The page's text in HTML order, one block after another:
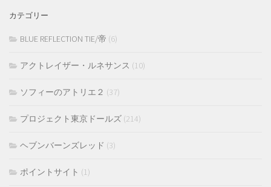
カテゴリー
BLUE REFLECTION TIE/帝 (6)
アクトレイザー・ルネサンス (10)
ソフィーのアトリエ２ (37)
プロジェクト東京ドールズ (214)
ヘブンバーンズレッド (3)
ポイントサイト (1)